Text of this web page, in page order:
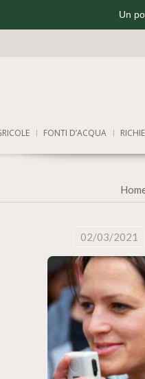
Un
FONTI D’ACQUA
02/03/2021